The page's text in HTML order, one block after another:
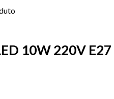
10W 220V